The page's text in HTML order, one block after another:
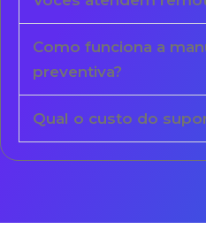
Como funciona a
preventiva?
Qual o custo do